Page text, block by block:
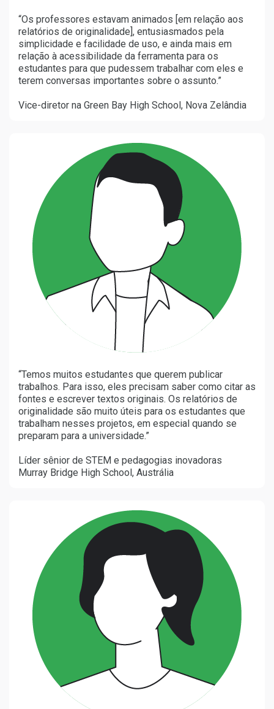
“Os professores estavam animados [em relação aos
relatórios de originalidade], entusiasmados pela
simplicidade e facilidade de uso, e ainda mais em
relação à acessibilidade da ferramenta para os
estudantes para que pudessem trabalhar com eles e
terem conversas importantes sobre o assunto.”
Vice-diretor na Green Bay High School, Nova Zelândia
“Temos muitos estudantes que querem publicar
trabalhos. Para isso, eles precisam saber como citar as
fontes e escrever textos originais. Os relatórios de
originalidade são muito úteis para os estudantes que
trabalham nesses projetos, em especial quando se
preparam para a universidade.”
Líder sênior de STEM e pedagogias inovadoras
Murray Bridge High School, Austrália